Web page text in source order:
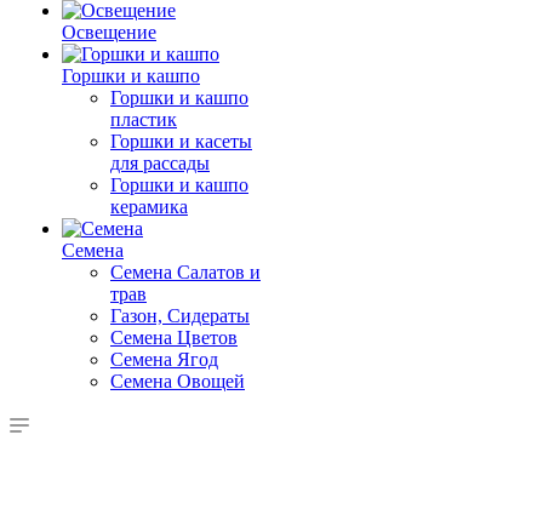
Освещение
Горшки и кашпо
Горшки и кашпо
пластик
Горшки и касеты
для рассады
Горшки и кашпо
керамика
Семена
Семена Салатов и
трав
Газон, Сидераты
Семена Цветов
Семена Ягод
Семена Овощей